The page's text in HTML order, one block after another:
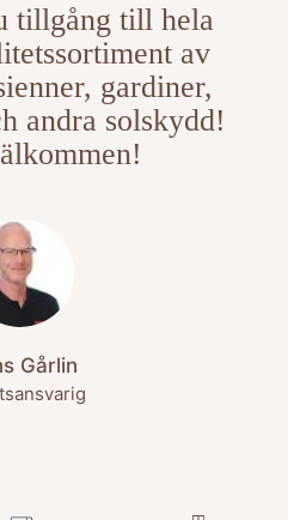
tillgång till hela
av
gardiner,
andra solskydd!
Gårlin